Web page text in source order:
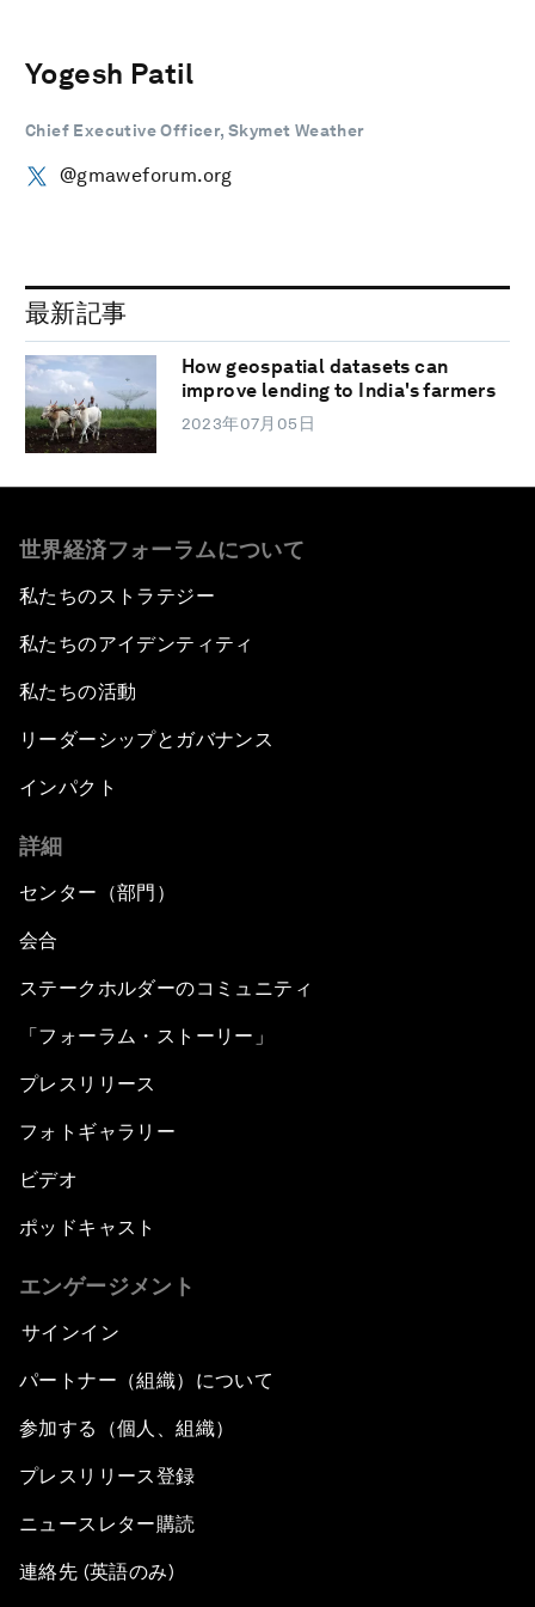
Yogesh Patil
Chief Executive Officer, Skymet Weather
@gmaweforum.org
最新記事
How geospatial datasets can
improve lending to India's farmers
2023年07月05日
世界経済フォーラムについて
私たちのストラテジー
私たちのアイデンティティ
私たちの活動
リーダーシップとガバナンス
インパクト
詳細
センター（部門）
会合
ステークホルダーのコミュニティ
「フォーラム・ストーリー」
プレスリリース
フォトギャラリー
ビデオ
ポッドキャスト
エンゲージメント
サインイン
パートナー（組織）について
参加する（個人、組織）
プレスリリース登録
ニュースレター購読
連絡先 (英語のみ)